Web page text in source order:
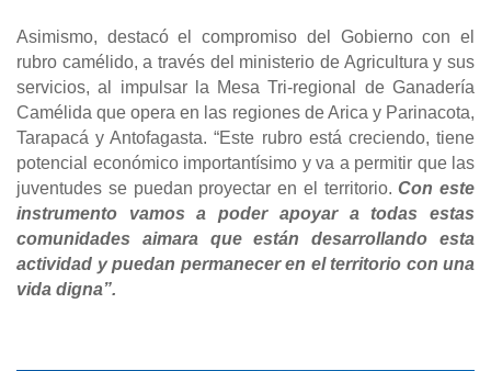
Asimismo, destacó el compromiso del Gobierno con el
rubro camélido, a través del ministerio de Agricultura y sus
servicios, al impulsar la Mesa Tri-regional de Ganadería
Camélida que opera en las regiones de Arica y Parinacota,
Tarapacá y Antofagasta. “Este rubro está creciendo, tiene
potencial económico importantísimo y va a permitir que las
juventudes se puedan proyectar en el territorio.Con este
instrumento vamos a poder apoyar a todas estas
comunidades aimara que están desarrollando esta
actividad y puedan permanecer en el territorio con una
vida digna”.